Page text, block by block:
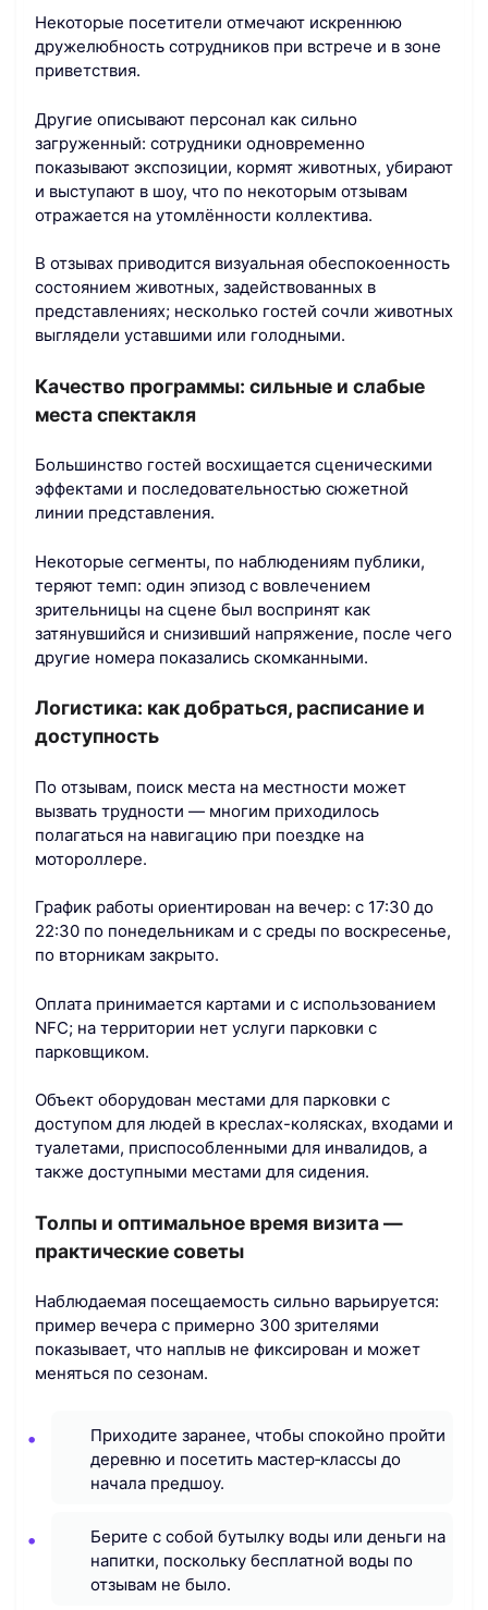
Некоторые посетители отмечают искреннюю
дружелюбность сотрудников при встрече и в зоне
приветствия.
Другие описывают персонал как сильно
загруженный: сотрудники одновременно
показывают экспозиции, кормят животных, убирают
и выступают в шоу, что по некоторым отзывам
отражается на утомлённости коллектива.
В отзывах приводится визуальная обеспокоенность
состоянием животных, задействованных в
представлениях; несколько гостей сочли животных
выглядели уставшими или голодными.
Качество программы: сильные и слабые
места спектакля
Большинство гостей восхищается сценическими
эффектами и последовательностью сюжетной
линии представления.
Некоторые сегменты, по наблюдениям публики,
теряют темп: один эпизод с вовлечением
зрительницы на сцене был воспринят как
затянувшийся и снизивший напряжение, после чего
другие номера показались скомканными.
Логистика: как добраться, расписание и
доступность
По отзывам, поиск места на местности может
вызвать трудности — многим приходилось
полагаться на навигацию при поездке на
мотороллере.
График работы ориентирован на вечер: с 17:30 до
22:30 по понедельникам и с среды по воскресенье,
по вторникам закрыто.
Оплата принимается картами и с использованием
NFC; на территории нет услуги парковки с
парковщиком.
Объект оборудован местами для парковки с
доступом для людей в креслах-колясках, входами и
туалетами, приспособленными для инвалидов, а
также доступными местами для сидения.
Толпы и оптимальное время визита —
практические советы
Наблюдаемая посещаемость сильно варьируется:
пример вечера с примерно 300 зрителями
показывает, что наплыв не фиксирован и может
меняться по сезонам.
Приходите заранее, чтобы спокойно пройти
деревню и посетить мастер‑классы до
начала предшоу.
Берите с собой бутылку воды или деньги на
напитки, поскольку бесплатной воды по
отзывам не было.